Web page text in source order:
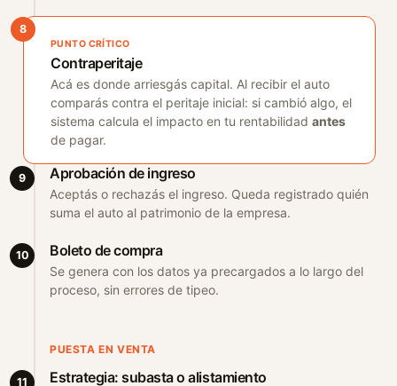
8
PUNTO CRÍTICO
Contraperitaje
Acá es donde arriesgás capital. Al recibir el auto
comparás contra el peritaje inicial: si cambió algo, el
sistema calcula el impacto en tu rentabilidad antes
de pagar.
9 Aprobación de ingreso
Aceptás o rechazás el ingreso. Queda registrado quién
suma el auto al patrimonio de la empresa.
10 Boleto de compra
Se genera con los datos ya precargados a lo largo del
proceso, sin errores de tipeo.
PUESTA EN VENTA
11 Estrategia: subasta o alistamiento